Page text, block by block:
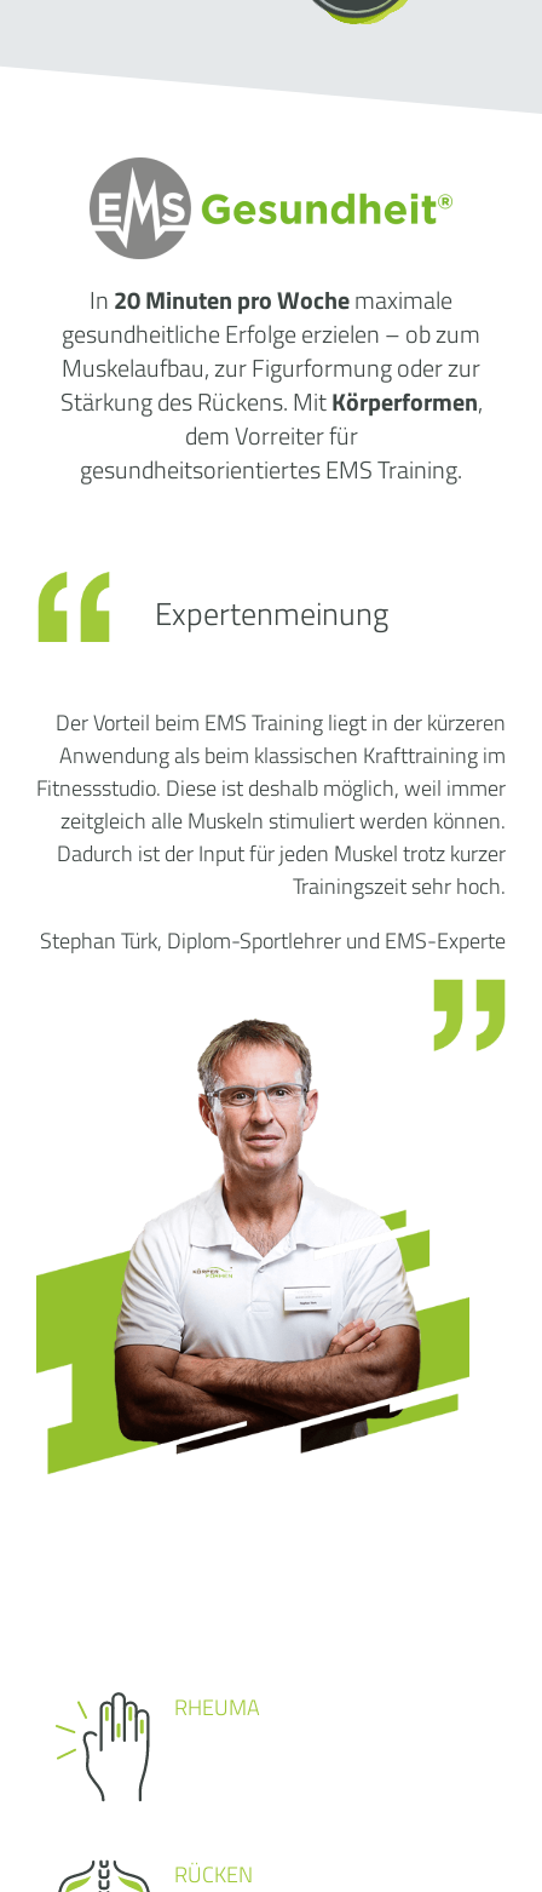
In20 Minuten pro Wochemaximale
gesundheitliche Erfolge erzielen – ob zum
Muskelaufbau, zur Figurformung oder zur
Stärkung des Rückens. MitKörperformen,
dem Vorreiter für
gesundheitsorientiertes EMS Training.
Der Vorteil beim EMS Training liegt in der kürzeren
Anwendung als beim klassischen Krafttraining im
Fitnessstudio. Diese ist deshalb möglich, weil immer
zeitgleich alle Muskeln stimuliert werden können.
Dadurch ist der Input für jeden Muskel trotz kurzer
Trainingszeit sehr hoch.
Stephan Türk, Diplom-Sportlehrer und EMS-Experte
Expertenmeinung
RHEUMA
RÜCKEN